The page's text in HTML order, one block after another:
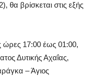
βρίσκεται στις εξής
ώρες 17:00 έως 01:00,
Δυτικής Αχαΐας,
– Άγιος